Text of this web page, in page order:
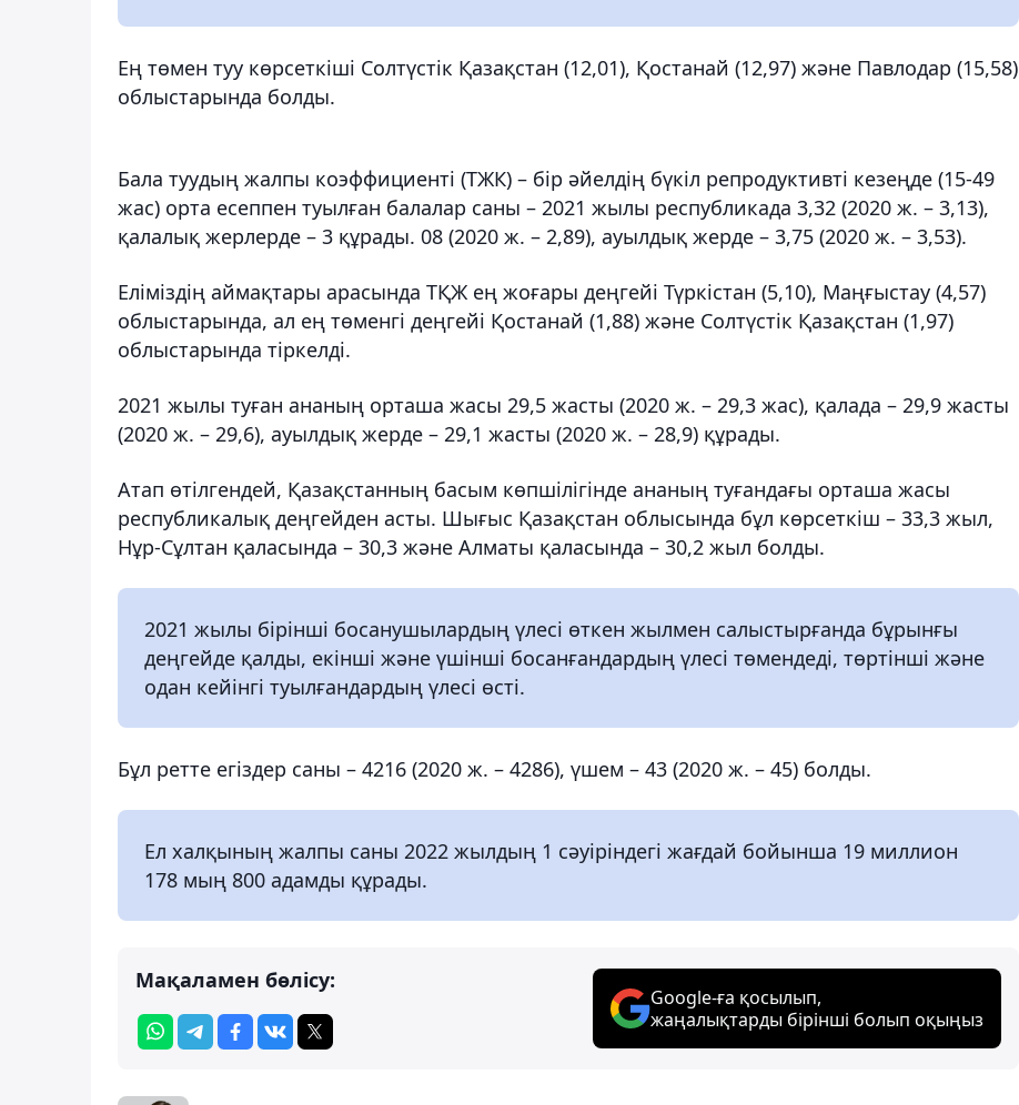
Ең төмен туу көрсеткіші Солтүстік Қазақстан (12,01), Қостанай (12,97) және Павлодар (15,58)
облыстарында болды.
Бала туудың жалпы коэффициенті (ТЖК) – бір әйелдің бүкіл репродуктивті кезеңде (15-49
жас) орта есеппен туылған балалар саны – 2021 жылы республикада 3,32 (2020 ж. – 3,13),
қалалық жерлерде – 3 құрады. 08 (2020 ж. – 2,89), ауылдық жерде – 3,75 (2020 ж. – 3,53).
Еліміздің аймақтары арасында ТҚЖ ең жоғары деңгейі Түркістан (5,10), Маңғыстау (4,57)
облыстарында, ал ең төменгі деңгейі Қостанай (1,88) және Солтүстік Қазақстан (1,97)
облыстарында тіркелді.
2021 жылы туған ананың орташа жасы 29,5 жасты (2020 ж. – 29,3 жас), қалада – 29,9 жасты
(2020 ж. – 29,6), ауылдық жерде – 29,1 жасты (2020 ж. – 28,9) құрады.
Атап өтілгендей, Қазақстанның басым көпшілігінде ананың туғандағы орташа жасы
республикалық деңгейден асты. Шығыс Қазақстан облысында бұл көрсеткіш – 33,3 жыл,
Нұр-Сұлтан қаласында – 30,3 және Алматы қаласында – 30,2 жыл болды.
2021 жылы бірінші босанушылардың үлесі өткен жылмен салыстырғанда бұрынғы
деңгейде қалды, екінші және үшінші босанғандардың үлесі төмендеді, төртінші және
одан кейінгі туылғандардың үлесі өсті.
Бұл ретте егіздер саны – 4216 (2020 ж. – 4286), үшем – 43 (2020 ж. – 45) болды.
Ел халқының жалпы саны 2022 жылдың 1 сәуіріндегі жағдай бойынша 19 миллион
178 мың 800 адамды құрады.
Мақаламен бөлісу:
Google-ға қосылып,
жаңалықтарды бірінші болып оқыңыз